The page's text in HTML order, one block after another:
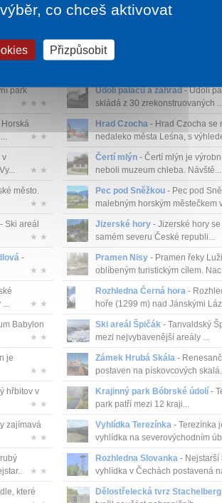
mezi
park
★ ★ ★
★ ★
v
★ ★
město.
★ ★
Ski areál
★ ★
-
★ ★
...
★ ★
Babylon
★ ★
je
★ ★
hřbitov v
★ ★
zajímavá
★ ★
★ ★
které
Vyhlídková věž Lidové sady
-
Údolí paláců a zahrad- Údolí
skládá z 30 zrekonstruovaných
Hrad Czocha- Hrad Czocha se
nedaleko města Leśna, s
Čertí mlýn- Čertí mlýn je
neboli muzeum chleba. Návště...
Pec pod Sněžkou- Pec pod
malebným horským městečkem
Jizerské hory- Jizerské hory
samém severu České republi...
Pramen Nisy- Pramen řeky
oblíbeným turistickým cílem.
Rozhledna Černá hora-
hoře (1299 m) nad Jánskými
Ski areál Špičák- Tanvaldský
mezi nejvybavenější areály ...
Zámek Hrubá Skála-
postaven na pískovcových
Krajinný park Bóbrské údolí-
park patří mezi 12 kraji...
Vyhlídka Terezínka- Terezínka
vyhlídka na severovýchodním
Rozhledna Slovanka- Nejstarší
vyhlídka v Čechách postavená
Dělostřelecká tvrz Stachelberg
co chceš aktivovat
Přizpůsobit